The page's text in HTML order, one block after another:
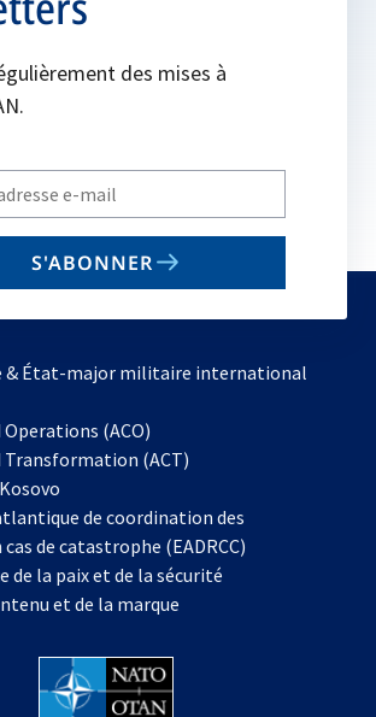
des mises à
S'ABONNER
& État-major militaire international
(ACO)
dans
nouvel
onglet
Transformation (ACT)
dans
un
nouvel
onglet
de coordination des
de catastrophe (EADRCC)
de la paix et de la sécurité
et de la marque